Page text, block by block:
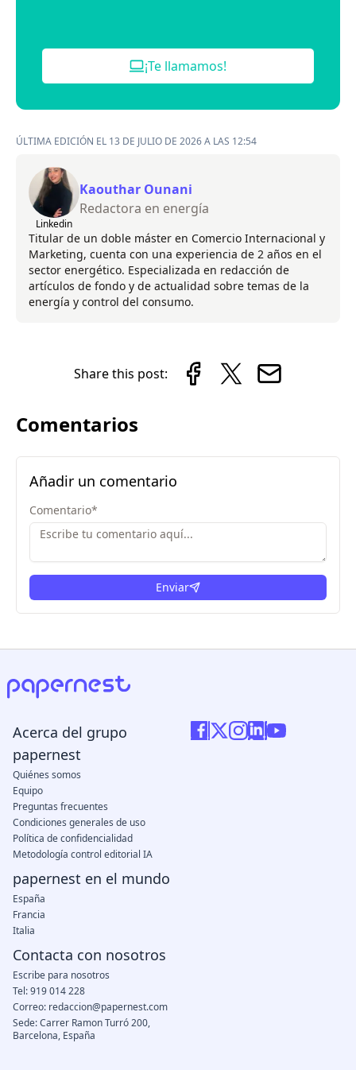
¡Te llamamos!
ÚLTIMA EDICIÓN EL 13 DE JULIO DE 2026 A LAS 12:54
Linkedin
Kaouthar Ounani
Redactora en energía
Titular de un doble máster en Comercio Internacional y
Marketing, cuenta con una experiencia de 2 años en el
sector energético. Especializada en redacción de
artículos de fondo y de actualidad sobre temas de la
energía y control del consumo.
Share this post:
Comentarios
Añadir un comentario
Comentario*
Enviar
Acerca del grupo
papernest
Quiénes somos
Equipo
Preguntas frecuentes
Condiciones generales de uso
Política de confidencialidad
Metodología control editorial IA
papernest en el mundo
España
Francia
Italia
Contacta con nosotros
Escribe para nosotros
Tel: 919 014 228
Correo: redaccion@papernest.com
Sede: Carrer Ramon Turró 200,
Barcelona, España